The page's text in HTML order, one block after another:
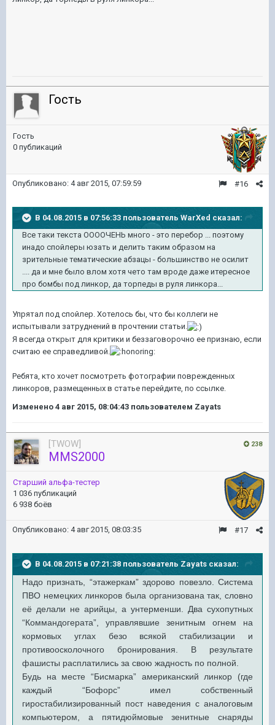
Гость
Гость
0 публикаций
#16
Опубликовано: 4 авг 2015, 07:59:59
В 04.08.2015 в 07:56:33 пользователь WarXed сказал:
Все таки текста ООООЧЕНЬ много - это перебор ... поэтому
инадо спойлеры юзать и делить таким образом на
зрительные тематические абзацы - большинство не осилит
.... да и мне было влом хотя чето там вроде даже итересное
про бомбы под линкор, да торпеды в руля линкора...
Упрятал под спойлер. Хотелось бы, что бы коллеги не
испытывали затруднений в прочтении статьи.
Я всегда открыт для критики и беззаговорочно ее признаю, если
считаю ее справедливой.
Ребята, кто хочет посмотреть фотографии поврежденных
линкоров, размещенных в статье перейдите, по ссылке.
Изменено 4 авг 2015, 08:04:43 пользователем Zayats
238
[TWOW]
MMS2000
Старший альфа-тестер
1 036 публикаций
6 938 боёв
#17
Опубликовано: 4 авг 2015, 08:03:35
В 04.08.2015 в 07:21:38 пользователь Zayats сказал:
Надо признать, “этажеркам” здорово повезло. Система
ПВО немецких линкоров была организована так, словно
её делали не арийцы, а унтерменши. Два сухопутных
“Коммандогерата”, управлявшие зенитным огнем на
кормовых углах безо всякой стабилизации и
противоосколочного бронирования. В результате
фашисты расплатились за свою жадность по полной.
Будь на месте “Бисмарка” американский линкор (где
каждый “Бофорс” имел собственный
гиростабилизированный пост наведения с аналоговым
компьютером, а пятидюймовые зенитные снаряды